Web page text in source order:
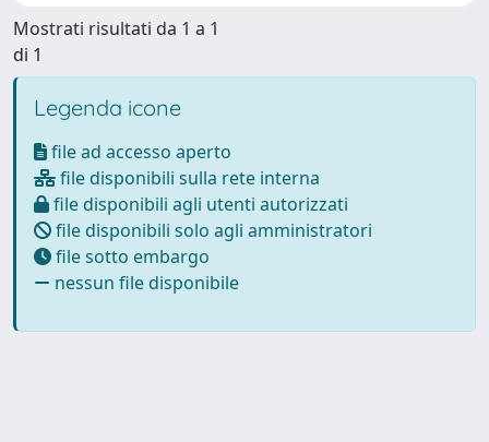
Mostrati risultati da 1 a 1
di 1
Legenda icone
file ad accesso aperto
file disponibili sulla rete interna
file disponibili agli utenti autorizzati
file disponibili solo agli amministratori
file sotto embargo
nessun file disponibile